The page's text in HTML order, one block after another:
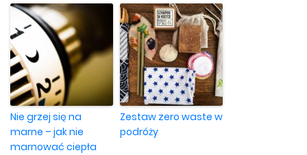
Nie grzej się na
marne – jak nie
marnować ciepła
Zestaw zero waste w
podróży